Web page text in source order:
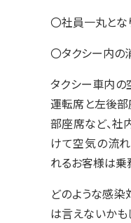
〇社員一丸とな
〇タクシー内の
タクシー車内の
運転席と左後部
部座席など、社
けて空気の流れ
れるお客様は乗
どのような感染
は言えないかも